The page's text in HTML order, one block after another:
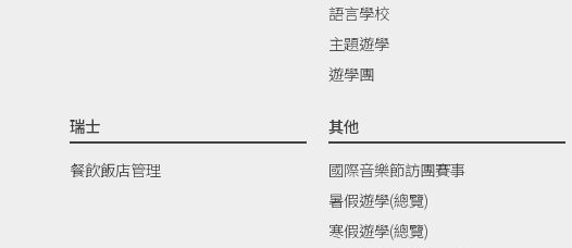
語言學校
主題遊學
遊學團
瑞士
餐飲飯店管理
其他
國際音樂節訪團賽事
暑假遊學(總覽)
寒假遊學(總覽)